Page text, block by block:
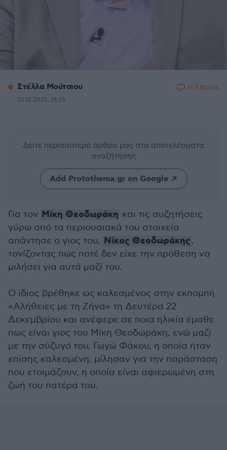
Στέλλα Μούτσιου
22.12.2025, 16:55
16 ΣΧΟΛΙΑ
Δείτε περισσότερα άρθρα μας στα αποτελέσματα
αναζήτησης
Add Protothema.gr on Google
Για τον Μίκη Θεοδωράκη και τις συζητήσεις
γύρω από τα περιουσιακά του στοιχεία
απάντησε ο γιος του, Νίκος Θεοδωράκης,
τονίζοντας πως ποτέ δεν είχε την πρόθεση να
μιλήσει για αυτά μαζί του.
Ο ίδιος βρέθηκε ως καλεσμένος στην εκπομπή
«Αλήθειες με τη Ζήνα» τη Δευτέρα 22
Δεκεμβρίου και ανέφερε σε ποια ηλικία έμαθε
πως είναι γιος του Μίκη Θεοδωράκη, ενώ μαζί
με την σύζυγό του, Γωγώ Φάκου, η οποία ήταν
επίσης καλεσμένη, μίλησαν για την παράσταση
που ετοιμάζουν, η οποία είναι αφιερωμένη στη
ζωή του πατέρα του.